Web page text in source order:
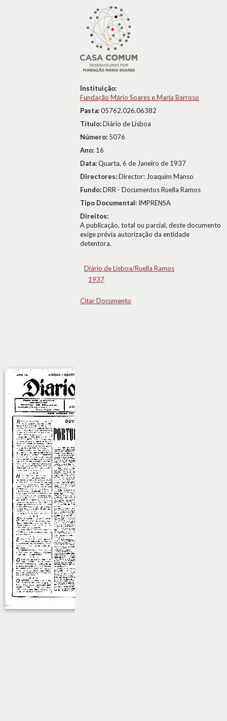
Instituição:
Fundação Mário Soares e Maria Barroso
Pasta:05762.026.06382
Título:Diário de Lisboa
Número: 5076
Ano: 16
Data:Quarta, 6 de Janeiro de 1937
Directores:Director: Joaquim Manso
Fundo:DRR - Documentos Ruella Ramos
Tipo Documental: IMPRENSA
Direitos:
A publicação, total ou parcial, deste documento
exige prévia autorização da entidade
detentora.
Diário de Lisboa/Ruella Ramos
1937
Citar Documento